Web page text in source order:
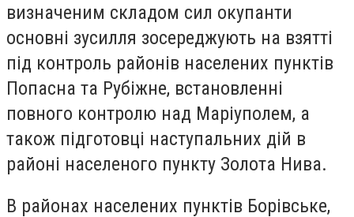
визначеним складом сил окупанти
основні зусилля зосереджують на взятті
під контроль районів населених пунктів
Попасна та Рубіжне, встановленні
повного контролю над Маріуполем, а
також підготовці наступальних дій в
районі населеного пункту Золота Нива.
В районах населених пунктів Борівське,